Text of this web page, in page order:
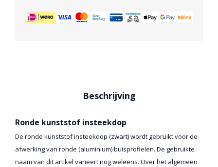
Beschrijving
Ronde kunststof insteekdop
De ronde kunststof insteekdop (zwart) wordt gebruikt voor de
afwerking van ronde (aluminium) buisprofielen. De gebruikte
naam van dit artikel varieert nog weleens. Over het algemeen